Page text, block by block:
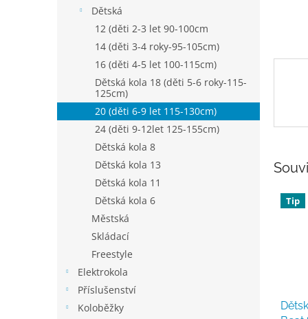
Dětská
12 (děti 2-3 let 90-100cm
14 (děti 3-4 roky-95-105cm)
16 (děti 4-5 let 100-115cm)
Dětská kola 18 (děti 5-6 roky-115-
125cm)
20 (děti 6-9 let 115-130cm)
24 (děti 9-12let 125-155cm)
Dětská kola 8
Dětská kola 13
Dětská kola 11
Dětská kola 6
Městská
Skládací
Freestyle
Elektrokola
Příslušenství
Koloběžky
Tip